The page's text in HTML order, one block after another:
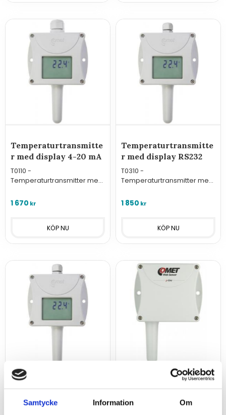
Samtycke Information Om
Temperaturtransmitte
r med display 4-20 mA
T0110 -
Temperaturtransmitter med
mA för montering inne eller
1 670 kr
Temperaturtransmitte
r med display RS232
T0310 -
Temperaturtransmitter med
montering inne eller ute.
1 850 kr
Temperaturtransmitte
r med display RS485
Termometer med
Ethernet interface -
Websensor